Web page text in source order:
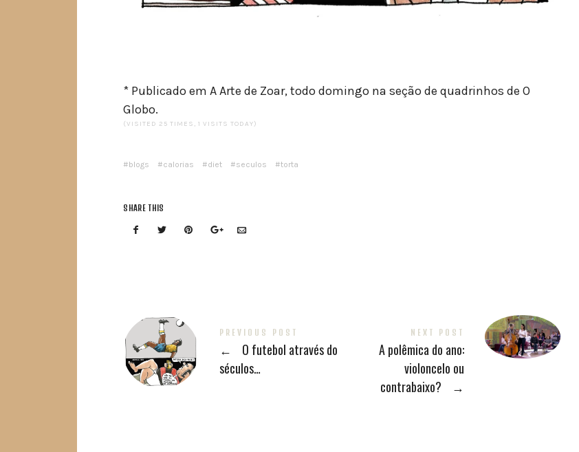
* Publicado em A Arte de Zoar, todo domingo na seção de quadrinhos de O
Globo.
(VISITED 25 TIMES, 1 VISITS TODAY)
blogs calorias diet seculos torta
SHARE THIS
PREVIOUS POST
←
O futebol através do
séculos…
NEXT POST
A polêmica do ano:
violoncelo ou
contrabaixo?
→